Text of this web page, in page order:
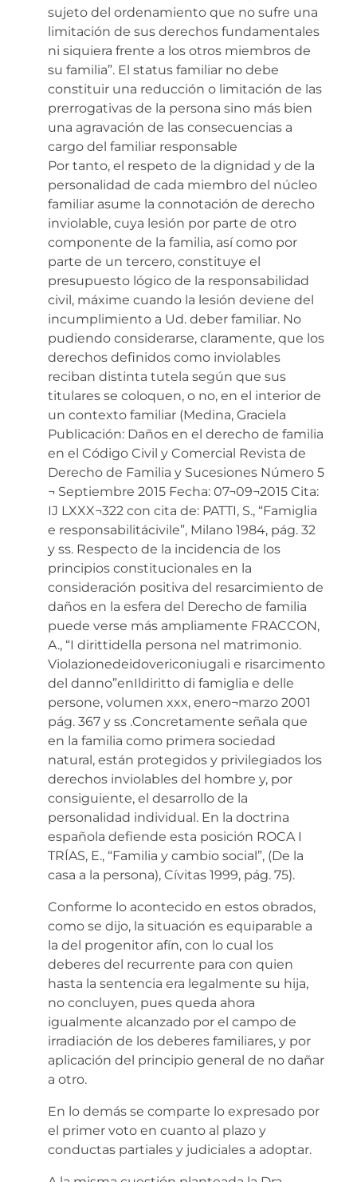
sujeto del ordenamiento que no sufre una
limitación de sus derechos fundamentales
ni siquiera frente a los otros miembros de
su familia”. El status familiar no debe
constituir una reducción o limitación de las
prerrogativas de la persona sino más bien
una agravación de las consecuencias a
cargo del familiar responsable
Por tanto, el respeto de la dignidad y de la
personalidad de cada miembro del núcleo
familiar asume la connotación de derecho
inviolable, cuya lesión por parte de otro
componente de la familia, así como por
parte de un tercero, constituye el
presupuesto lógico de la responsabilidad
civil, máxime cuando la lesión deviene del
incumplimiento a Ud. deber familiar. No
pudiendo considerarse, claramente, que los
derechos definidos como inviolables
reciban distinta tutela según que sus
titulares se coloquen, o no, en el interior de
un contexto familiar (Medina, Graciela
Publicación: Daños en el derecho de familia
en el Código Civil y Comercial Revista de
Derecho de Familia y Sucesiones Número 5
¬ Septiembre 2015 Fecha: 07¬09¬2015 Cita:
IJ LXXX¬322 con cita de: PATTI, S., “Famiglia
e responsabilitácivile”, Milano 1984, pág. 32
y ss. Respecto de la incidencia de los
principios constitucionales en la
consideración positiva del resarcimiento de
daños en la esfera del Derecho de familia
puede verse más ampliamente FRACCON,
A., “I dirittidella persona nel matrimonio.
Violazionedeidovericoniugali e risarcimento
del danno”enIldiritto di famiglia e delle
persone, volumen xxx, enero¬marzo 2001
pág. 367 y ss .Concretamente señala que
en la familia como primera sociedad
natural, están protegidos y privilegiados los
derechos inviolables del hombre y, por
consiguiente, el desarrollo de la
personalidad individual. En la doctrina
española defiende esta posición ROCA I
TRÍAS, E., “Familia y cambio social”, (De la
casa a la persona), Cívitas 1999, pág. 75).
Conforme lo acontecido en estos obrados,
como se dijo, la situación es equiparable a
la del progenitor afín, con lo cual los
deberes del recurrente para con quien
hasta la sentencia era legalmente su hija,
no concluyen, pues queda ahora
igualmente alcanzado por el campo de
irradiación de los deberes familiares, y por
aplicación del principio general de no dañar
a otro.
En lo demás se comparte lo expresado por
el primer voto en cuanto al plazo y
conductas partiales y judiciales a adoptar.